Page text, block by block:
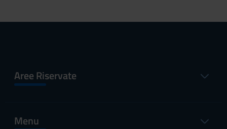
Aree Riservate
Menu